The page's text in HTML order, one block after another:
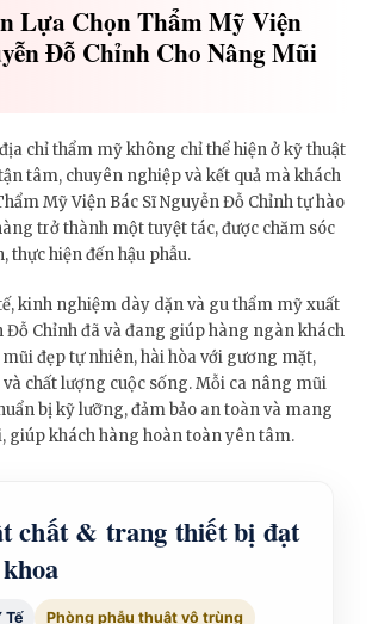
Lựa Chọn Thẩm Mỹ Viện
Đỗ Chỉnh Cho Nâng Mũi
chỉ thẩm mỹ không chỉ thể hiện ở kỹ thuật
tâm, chuyên nghiệp và kết quả mà khách
Mỹ Viện Bác Sĩ Nguyễn Đỗ Chỉnh tự hào
trở thành một tuyệt tác, được chăm sóc
thực hiện đến hậu phẫu.
kinh nghiệm dày dặn và gu thẩm mỹ xuất
Đỗ Chỉnh đã và đang giúp hàng ngàn khách
đẹp tự nhiên, hài hòa với gương mặt,
chất lượng cuộc sống. Mỗi ca nâng mũi
bị kỹ lưỡng, đảm bảo an toàn và mang
giúp khách hàng hoàn toàn yên tâm.
chất & trang thiết bị đạt
Tế Phòng phẫu thuật vô trùng